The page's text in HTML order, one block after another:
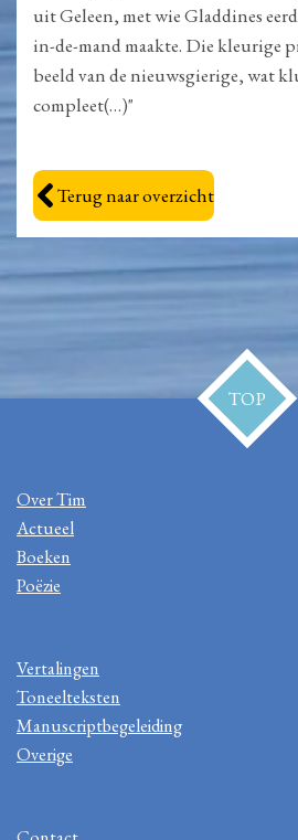
uit Geleen, met wie Gladdines
in-de-mand maakte. Die kleurige
beeld van de nieuwsgierige, wat
compleet(…)"
Terug naar overzicht
TOP
Over Tim
Actueel
Boeken
Poëzie
Vertalingen
Toneelteksten
Manuscriptbegeleiding
Overige